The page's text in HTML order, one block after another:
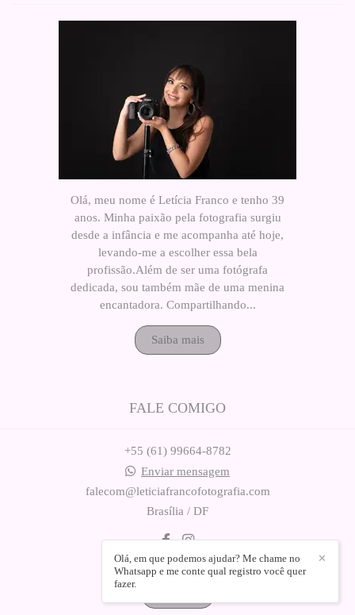
Olá, meu nome é Letícia Franco e tenho 39
anos. Minha paixão pela fotografia surgiu
desde a infância e me acompanha até hoje,
levando-me a escolher essa bela
profissão.Além de ser uma fotógrafa
dedicada, sou também mãe de uma menina
encantadora. Compartilhando...
Saiba mais
FALE COMIGO
+55 (61) 99664-8782
Enviar mensagem
falecom@leticiafrancofotografia.com
Brasília / DF
✕
Olá, em que podemos ajudar? Me chame no
Whatsapp e me conte qual registro você quer
fazer.